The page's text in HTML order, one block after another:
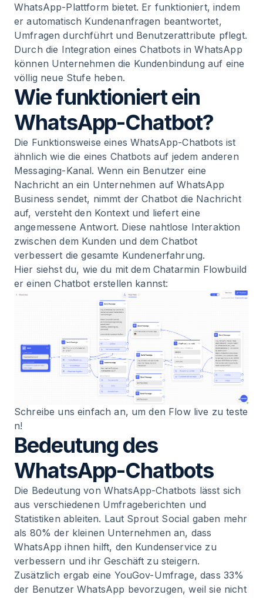
WhatsApp-Plattform bietet. Er funktioniert, indem
er automatisch Kundenanfragen beantwortet,
Umfragen durchführt und Benutzerattribute pflegt.
Durch die Integration eines Chatbots in WhatsApp
können Unternehmen die Kundenbindung auf eine
völlig neue Stufe heben.
Wie funktioniert ein
WhatsApp-Chatbot?
Die Funktionsweise eines WhatsApp-Chatbots ist
ähnlich wie die eines Chatbots auf jedem anderen
Messaging-Kanal. Wenn ein Benutzer eine
Nachricht an ein Unternehmen auf WhatsApp
Business sendet, nimmt der Chatbot die Nachricht
auf, versteht den Kontext und liefert eine
angemessene Antwort. Diese nahtlose Interaktion
zwischen dem Kunden und dem Chatbot
verbessert die gesamte Kundenerfahrung.
Hier siehst du, wie du mit dem Chatarmin Flowbuild
er einen Chatbot erstellen kannst:
Schreibe uns einfach an, um den Flow live zu teste
n!
Bedeutung des
WhatsApp-Chatbots
Die Bedeutung von WhatsApp-Chatbots lässt sich
aus verschiedenen Umfrageberichten und
Statistiken ableiten. Laut Sprout Social gaben mehr
als 80% der kleinen Unternehmen an, dass
WhatsApp ihnen hilft, den Kundenservice zu
verbessern und ihr Geschäft zu steigern.
Zusätzlich ergab eine YouGov-Umfrage, dass 33%
der Benutzer WhatsApp bevorzugen, weil sie nicht